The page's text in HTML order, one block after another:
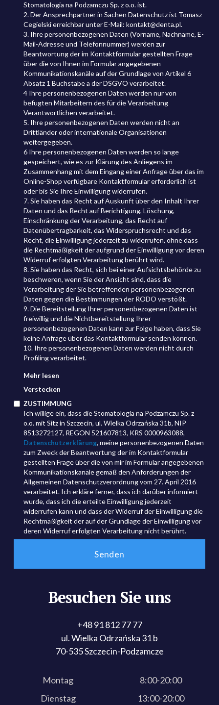
Stomatologia na Podzamczu Sp. z o.o. ist.
2. Der Ansprechpartner in Sachen Datenschutz ist Tomasz
Cegielski erreichbar unter E-Mail: kontakt@denta.pl.
3. Ihre personenbezogenen Daten (Vorname, Nachname, E-
Mail-Adresse und Telefonnummer) werden zur
Beantwortung der im Kontaktformular gestellten Frage
über die von Ihnen im Formular angegebenen
Kommunikationskanäle auf der Grundlage von Artikel 6
Absatz 1 Buchstabe a der DSGVO verarbeitet.
4 Ihre personenbezogenen Daten werden nur von
befugten Mitarbeitern des für die Verarbeitung
Verantwortlichen verarbeitet.
5. Ihre personenbezogenen Daten werden nicht an
Drittländer oder internationale Organisationen
weitergegeben.
6 Ihre personenbezogenen Daten werden so lange
gespeichert, wie es zur Klärung des Anliegens im
Zusammenhang mit dem Eingang einer Anfrage über das im
Online-Shop verfügbare Kontaktformular erforderlich ist
oder bis Sie Ihre Einwilligung widerrufen.
7. Sie haben das Recht auf Auskunft über den Inhalt Ihrer
Daten und das Recht auf Berichtigung, Löschung,
Einschränkung der Verarbeitung, das Recht auf
Datenübertragbarkeit, das Widerspruchsrecht und das
Recht, die Einwilligung jederzeit zu widerrufen, ohne dass
die Rechtmäßigkeit der aufgrund der Einwilligung vor deren
Widerruf erfolgten Verarbeitung berührt wird.
8. Sie haben das Recht, sich bei einer Aufsichtsbehörde zu
beschweren, wenn Sie der Ansicht sind, dass die
Verarbeitung der Sie betreffenden personenbezogenen
Daten gegen die Bestimmungen der RODO verstößt.
9. Die Bereitstellung Ihrer personenbezogenen Daten ist
freiwillig und die Nichtbereitstellung Ihrer
personenbezogenen Daten kann zur Folge haben, dass Sie
keine Anfrage über das Kontaktformular senden können.
10. Ihre personenbezogenen Daten werden nicht durch
Profiling verarbeitet.
Mehr lesen
Verstecken
ZUSTIMMUNG
Ich willige ein, dass die Stomatologia na Podzamczu Sp. z
o.o. mit Sitz in Szczecin, ul. Wielka Odrzańska 31b, NIP
8513272127, REGON 521607813, KRS 0000963088,
Datenschutzerklärung, meine personenbezogenen Daten
zum Zweck der Beantwortung der im Kontaktformular
gestellten Frage über die von mir im Formular angegebenen
Kommunikationskanäle gemäß den Anforderungen der
Allgemeinen Datenschutzverordnung vom 27. April 2016
verarbeitet. Ich erkläre ferner, dass ich darüber informiert
wurde, dass ich die erteilte Einwilligung jederzeit
widerrufen kann und dass der Widerruf der Einwilligung die
Rechtmäßigkeit der auf der Grundlage der Einwilligung vor
deren Widerruf erfolgten Verarbeitung nicht berührt.
Besuchen Sie uns
+48 91 812 77 77
ul. Wielka Odrzańska 31 b
70-535 Szczecin-Podzamcze
Montag
8:00-20:00
Dienstag
13:00-20:00